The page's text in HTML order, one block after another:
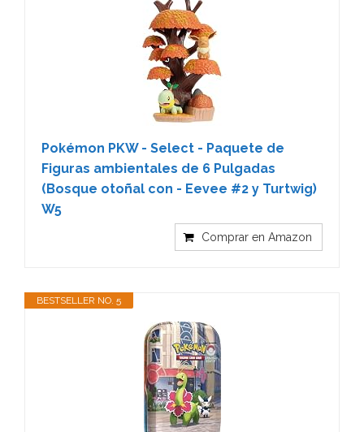
Pokémon PKW - Select - Paquete de
Figuras ambientales de 6 Pulgadas
(Bosque otoñal con - Eevee #2 y Turtwig)
W5
Comprar en Amazon
BESTSELLER NO. 5